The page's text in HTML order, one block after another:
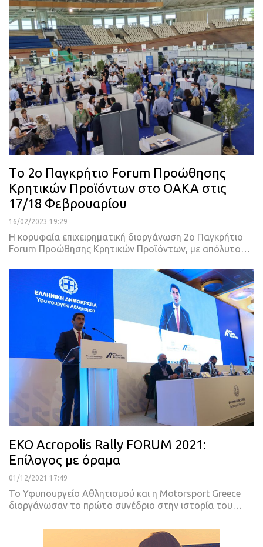
Τo 2o Παγκρήτιο Forum Προώθησης
Κρητικών Προϊόντων στο ΟΑΚΑ στις
17/18 Φεβρουαρίου
16/02/2023 19:29
Η κορυφαία επιχειρηματική διοργάνωση 2ο Παγκρήτιο
Forum Προώθησης Κρητικών Προϊόντων, με απόλυτο
ΕΚΟ Acropolis Rally FORUM 2021:
Επίλογος με όραμα
01/12/2021 17:49
Το Υφυπουργείο Αθλητισμού και η Motorsport Greece
διοργάνωσαν το πρώτο συνέδριο στην ιστορία του…